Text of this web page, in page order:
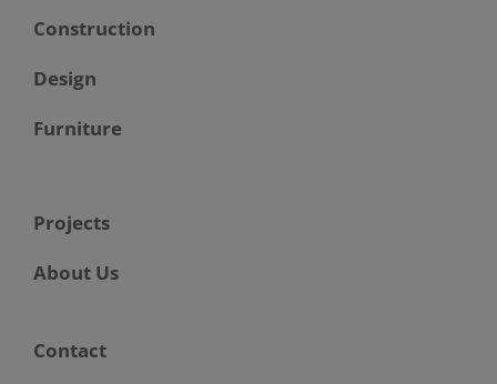
Construction
Design
Furniture
Projects
About Us
Contact